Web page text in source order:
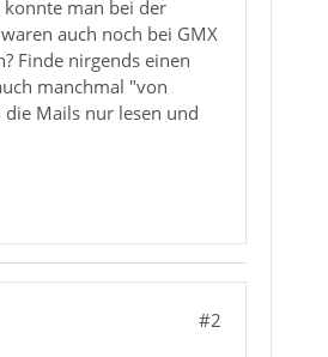
konnte man bei der
auch noch bei GMX
Finde nirgends einen
manchmal "von
Mails nur lesen und
#2